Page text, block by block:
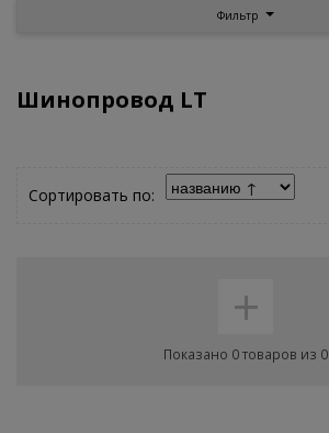
Фильтр
Шинопровод LT
Сортировать по:
+
Показано 0 товаров из 0